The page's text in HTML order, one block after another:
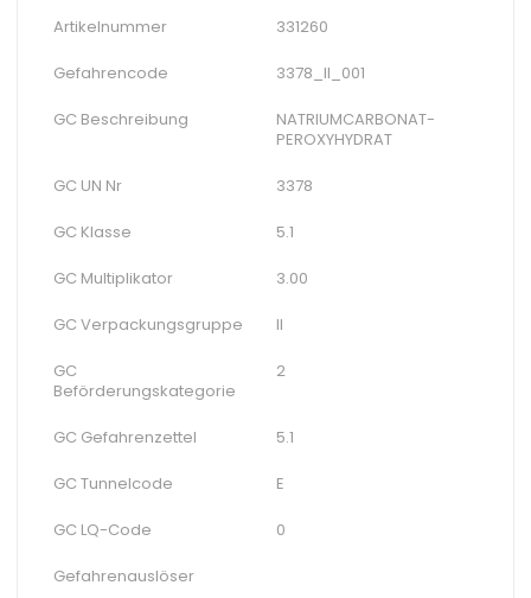
Artikelnummer 331260
Gefahrencode 3378_II_001
GC Beschreibung
NATRIUMCARBONAT-
PEROXYHYDRAT
GC UN Nr 3378
GC Klasse 5.1
GC Multiplikator 3.00
GC Verpackungsgruppe II
GC
Beförderungskategorie
2
GC Gefahrenzettel 5.1
GC Tunnelcode E
GC LQ-Code 0
Gefahrenauslöser